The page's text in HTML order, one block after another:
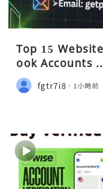
Top 15
ook Accounts
fgtr7i8 1小時前